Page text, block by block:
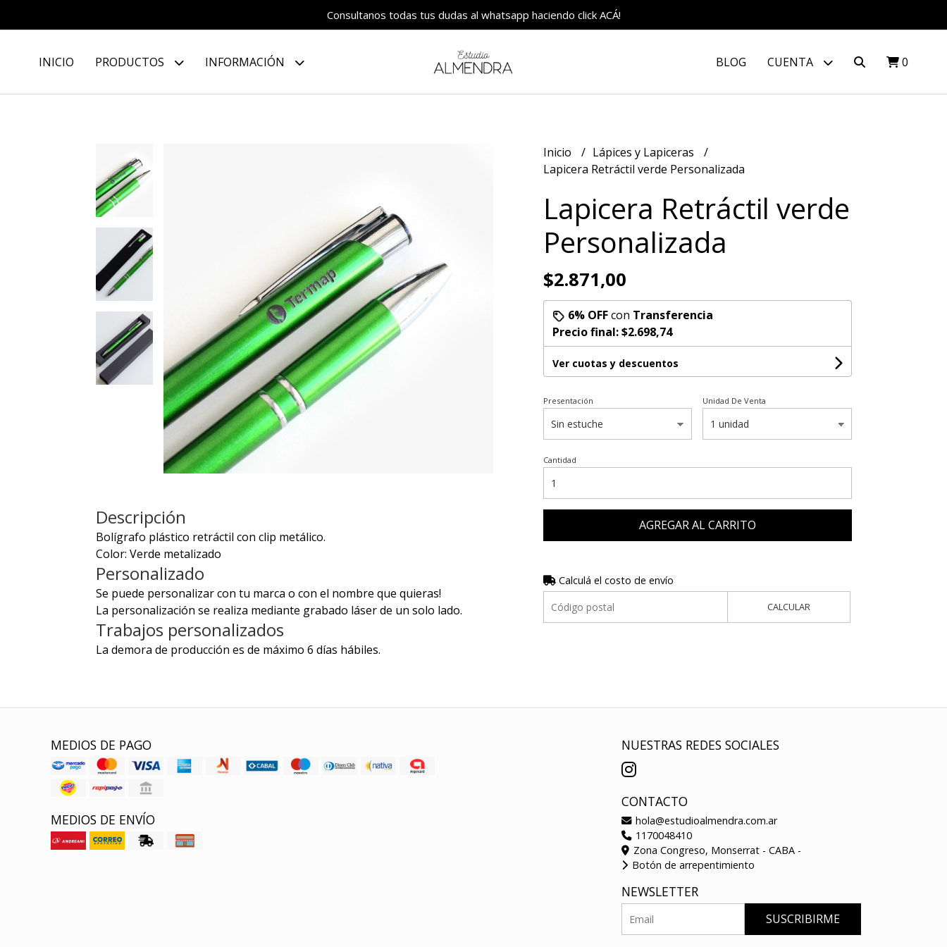
Consultanos todas tus dudas al whatsapp haciendo click ACÁ!
INICIO PRODUCTOS INFORMACIÓN BLOG CUENTA 0
Descripción
Bolígrafo plástico retráctil con clip metálico.
Color: Verde metalizado
Personalizado
Se puede personalizar con tu marca o con el nombre que quieras!
La personalización se realiza mediante grabado láser de un solo lado.
Trabajos personalizados
La demora de producción es de máximo 6 días hábiles.
Inicio
Lápices y Lapiceras
Lapicera Retráctil verde Personalizada
Lapicera Retráctil verde
Personalizada
$2.871,00
6% OFFcon Transferencia
Precio final:$2.698,74
Ver cuotas y descuentos
Presentación Unidad De Venta
Cantidad
AGREGAR AL CARRITO
Calculá el costo de envío
CALCULAR
MEDIOS DE PAGO
MEDIOS DE ENVÍO
NUESTRAS REDES SOCIALES
CONTACTO
hola@estudioalmendra.com.ar
1170048410
Zona Congreso, Monserrat - CABA -
Botón de arrepentimiento
NEWSLETTER
SUSCRIBIRME